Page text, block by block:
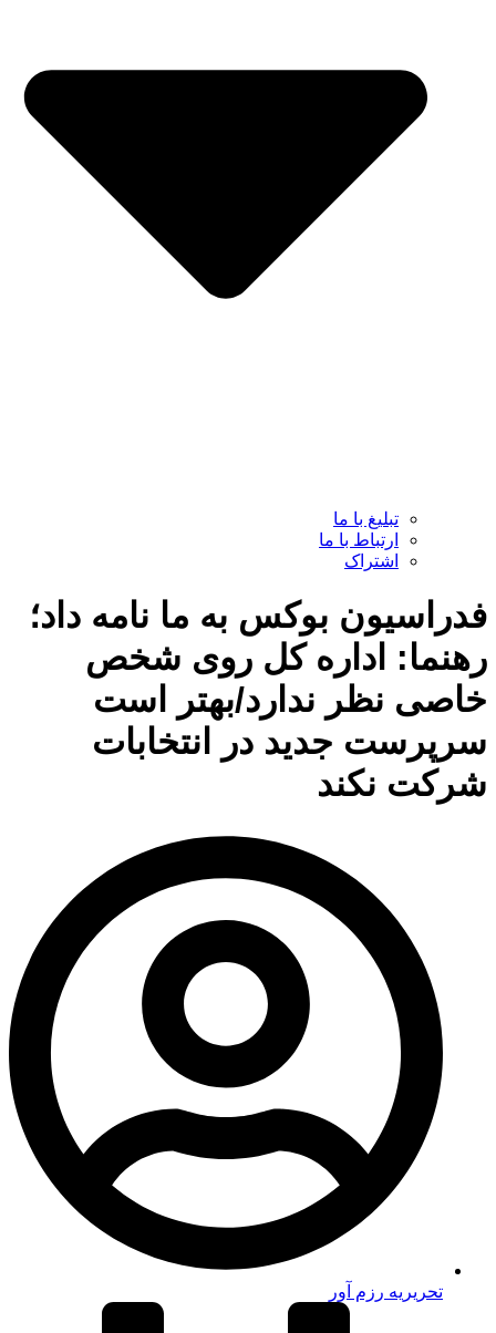
تبلیغ با ما
ارتباط با ما
اشتراک
فدراسیون بوکس به ما نامه داد؛
رهنما: اداره کل روی شخص
خاصی نظر ندارد/بهتر است
سرپرست جدید در انتخابات
شرکت نکند
تحریریه رزم آور